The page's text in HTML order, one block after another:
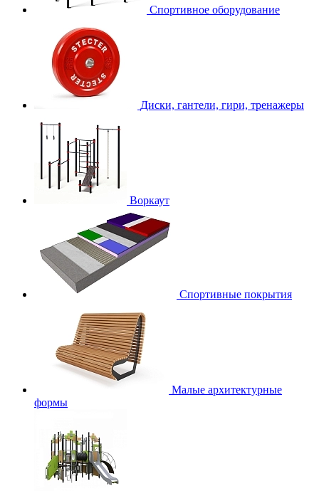
Спортивное оборудование
Диски, гантели, гири, тренажеры
Воркаут
Спортивные покрытия
Малые архитектурные
формы